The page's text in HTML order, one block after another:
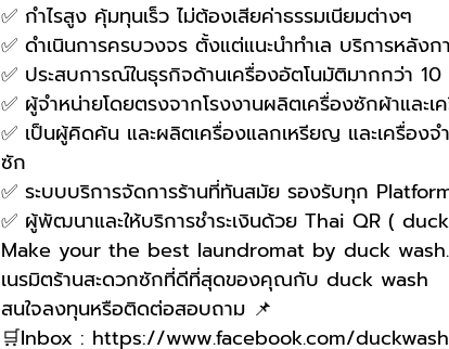
✅ กำไรสูง คุ้มทุนเร็ว ไม่ต้องเสียค่าธรรมเนียมต่างๆ
✅ ดำเนินการครบวงจร ตั้งแต่แนะนำทำเล บริการหลังก
✅ ประสบการณ์ในธุรกิจด้านเครื่องอัตโนมัติมากกว่า
✅ ผู้จำหน่ายโดยตรงจากโรงงานผลิตเครื่องซักผ้าและ
✅ เป็นผู้คิดค้น และผลิตเครื่องแลกเหรียญ และเครื่องจ
ซัก
✅ ระบบบริการจัดการร้านที่ทันสมัย รองรับทุก
✅ ผู้พัฒนาและให้บริการชำระเงินด้วย Thai QR (
Make your the best laundromat by duck wash.
เนรมิตร้านสะดวกซักที่ดีที่สุดของคุณกับ duck wash
สนใจลงทุนหรือติดต่อสอบถาม 📌
🛒Inbox : https://www.facebook.com/